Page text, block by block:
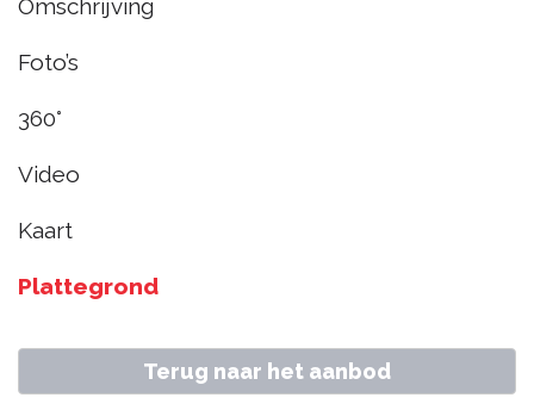
Westwoud
€ 350.000
Home
Omschrijving
Foto’s
360°
Video
Kaart
Plattegrond
Terug naar het aanbod